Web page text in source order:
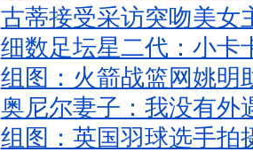
古蒂接受采访突吻美女
细数足坛星二代：小卡
组图：火箭战篮网姚明
奥尼尔妻子：我没有外
组图：英国羽球选手拍